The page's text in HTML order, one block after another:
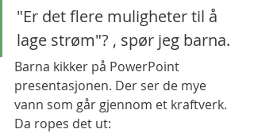
"Er det flere muligheter til å
lage strøm"? , spør jeg barna.
Barna kikker på PowerPoint
presentasjonen. Der ser de mye
vann som går gjennom et kraftverk.
Da ropes det ut: